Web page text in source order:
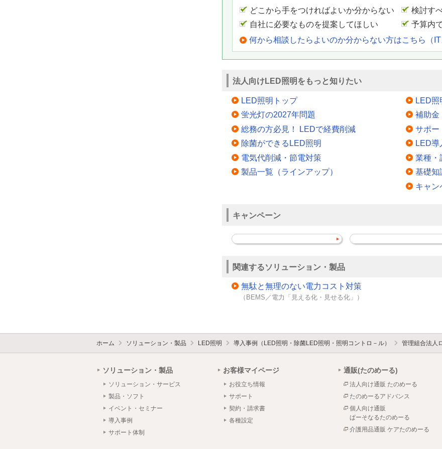
どこから手をつければよいか分からない
検討す
自社に必要なものを提案してほしい
予算内
何から相談したらよいのか分からない方はこちら（IT
法人向けLED照明をもっと知りたい
LED照明トップ
蛍光灯の2027年問題
総務の方必見！ LEDで経費削減
除菌ができるLED照明
電気代削減・節電対策
製品一覧（ラインアップ）
LED
補助金
サポー
LED導
業種・
基礎知
キャン
キャンペーン
関連するソリューション・製品
無駄と無理のない電力コスト対策
（BEMS／電力「見える化・見せる化」）
ホーム ソリューション・製品 LED照明 導入事例（LED照明・除菌LED照明・照明コントロ－ル） 管理組合法人
ソリューション・製品
ソリューション・サービス
製品・ソフト
イベント・セミナー
導入事例
サポート体制
お客様マイページ
お役立ち情報
サポート
契約・請求書
各種設定
通販(たのめーる)
法人向け通販 たのめーる
たのめーるアドバンス
個人向け通販
ぱーそなるたのめーる
介護用品通販 ケアたのめーる